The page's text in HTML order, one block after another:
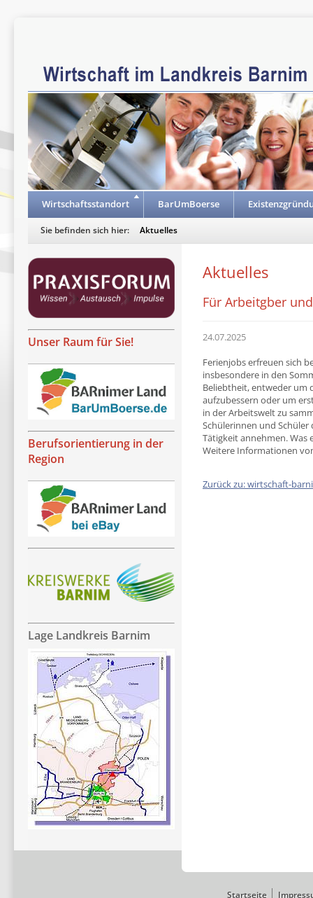
Wirtschaftsstandort BarUmBoerse
Sie befinden sich hier: Aktuelles
Unser Raum für Sie!
Berufsorientierung in der
Region
Lage Landkreis Barnim
Aktuelles
Für Arbeitgber
24.07.2025
Ferienjobs erfreuen sich
insbesondere in den
Beliebtheit, entweder um
aufzubessern oder um
in der Arbeitswelt zu
Schülerinnen und
Tätigkeit annehmen. Was
Weitere Informationen
Zurück zu: wirtschaft-
Startseite